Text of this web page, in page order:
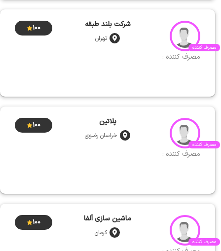
مصرف کننده
شرکت بلند طبقه
تهران
100
مصرف کننده :
مصرف کننده
پلاتین
خراسان رضوی
100
مصرف کننده :
مصرف کننده
ماشین سازی آلفا
کرمان
100